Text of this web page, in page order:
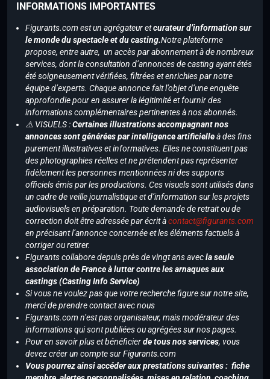
INFORMATIONS IMPORTANTES
Figurants.com est un agrégateur etcurateur d’information sur
le monde du spectacle et du casting.Notre plateforme
propose, entre autre, un accès par abonnement à de nombreux
services, dont la consultation d’annonces de casting ayant étés
été soigneusement vérifiées, filtrées et enrichies par notre
équipe d’experts. Chaque annonce fait l’objet d’une enquête
approfondie pour en assurer la légitimité et fournir des
informations complémentaires pertinentes à nos abonnés.
⚠️ VISUELS :Certaines illustrations accompagnant nos
annonces sont générées par intelligence artificielleà des fins
purement illustratives et informatives. Elles ne constituent pas
des photographies réelles et ne prétendent pas représenter
fidèlement les personnes mentionnées ni des supports
officiels émis par les productions. Ces visuels sont utilisés dans
un cadre de veille journalistique et d’information sur les projets
audiovisuels en préparation. Toute demande de retrait ou de
correction doit être adressée par écrit àcontact@figurants.com
en précisant l’annonce concernée et les éléments factuels à
corriger ou retirer.
Figurants collabore depuis près de vingt ans avecla seule
association de France à lutter contre les arnaques aux
castings (Casting Info Service)
Si vous ne voulez pas que votre recherche figure sur notre site,
merci de prendre contact avec nous
Figurants.com n’est pas organisateur, mais modérateur des
informations qui sont publiées ou agrégées sur nos pages.
Pour en savoir plus et bénéficierde tous nos services, vous
devez créer un compte sur Figurants.com
Vous pourrez ainsi accéder aux prestations suivantes : fiche